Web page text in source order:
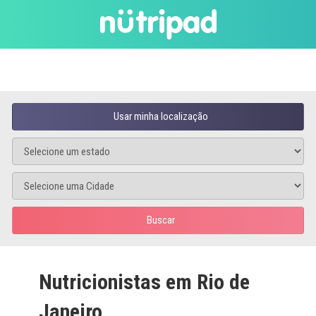
Usar minha localização
Buscar
Nutricionistas em Rio de